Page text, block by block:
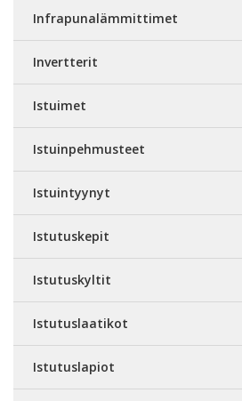
Infrapunalämmittimet
Invertterit
Istuimet
Istuinpehmusteet
Istuintyynyt
Istutuskepit
Istutuskyltit
Istutuslaatikot
Istutuslapiot